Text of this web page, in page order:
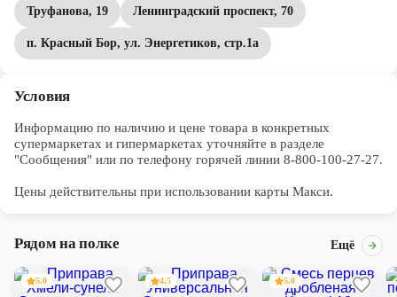
Труфанова, 19 Ленинградский проспект, 70
п. Красный Бор, ул. Энергетиков, стр.1а
Условия
Информацию по наличию и цене товара в конкретных
супермаркетах и гипермаркетах уточняйте в разделе
"Сообщения" или по телефону горячей линии 8-800-100-27-27.
Цены действительны при использовании карты Макси.
Рядом на полке Ещё
5.0 4.5 5.0